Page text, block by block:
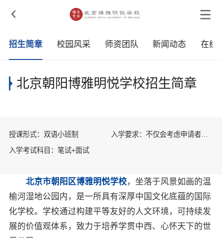

招生简章 校园风采 师资团队 新闻动态 在线
北京朝阳博雅明悦学校招生简章
授课形式：双语小班制
入学要求：不仅会考虑申请者的
入学考试科目：笔试+面试
北京市朝阳区博雅明悦学校，坐落于风景如画的温
榆河湿地公园内，是一所具有深厚中国文化底蕴的国际
化学校。学校通过构建平等友好的人文环境，可持续发
展的价值观体系，致力于培养学贯中西、心怀天下的世